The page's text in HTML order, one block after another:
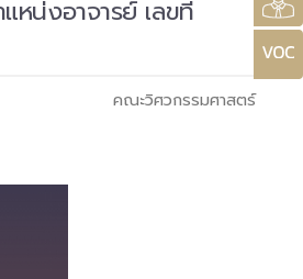
หน่งอาจารย์ เลขที่
คณะวิศวกรรมศาสตร์